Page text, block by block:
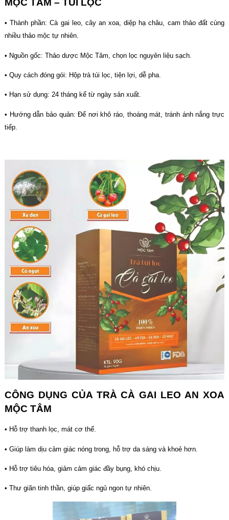
MỘC TÂM – TÚI LỌC
• Thành phần: Cà gai leo, cây an xoa, diệp hạ châu, cam thảo đất cùng
nhiều thảo mộc tự nhiên.
• Nguồn gốc: Thảo dược Mộc Tâm, chọn lọc nguyên liệu sạch.
• Quy cách đóng gói: Hộp trà túi lọc, tiện lợi, dễ pha.
• Hạn sử dụng: 24 tháng kể từ ngày sản xuất.
• Hướng dẫn bảo quản: Để nơi khô ráo, thoáng mát, tránh ánh nắng trực
tiếp.
CÔNG DỤNG CỦA TRÀ CÀ GAI LEO AN XOA
MỘC TÂM
• Hỗ trợ thanh lọc, mát cơ thể.
• Giúp làm dịu cảm giác nóng trong, hỗ trợ da sáng và khoẻ hơn.
• Hỗ trợ tiêu hóa, giảm cảm giác đầy bụng, khó chịu.
• Thư giãn tinh thần, giúp giấc ngủ ngon tự nhiên.